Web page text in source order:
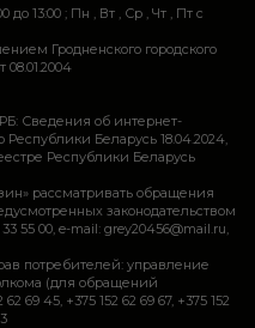
13:00 ; Пн , Вт , Ср , Чт , Пт c
Гродненского городского
Сведения об интернет-
Беларусь 18.04.2024,
Республики Беларусь
рассматривать обращения
законодательством
55 00, e-mail: grey20456@mail.ru,
потребителей: управление
(для обращений
69 45, +375 152 62 69 67, +375 152